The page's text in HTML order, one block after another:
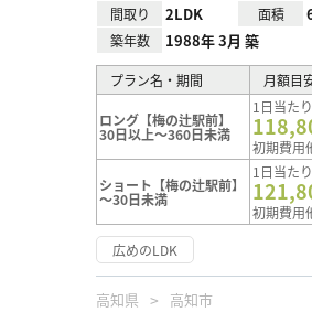
間取り 2LDK 面積
築年数 1988年 3月 築
プラン名・期間 月額目
ロング【梅の辻駅前】
30日以上～360日未満
1日当た
初期費用
ショート【梅の辻駅前】
～30日未満
1日当た
初期費用
広めのLDK
高知県 高知市